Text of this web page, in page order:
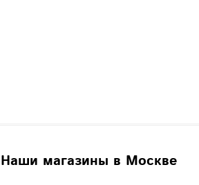
Наши магазины в Москве